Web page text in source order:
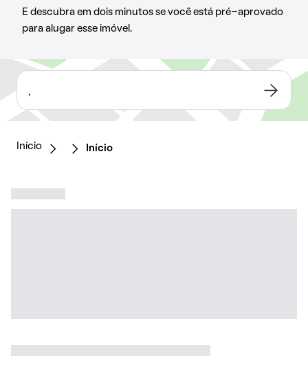
E descubra em dois minutos se você está pré-aprovado
para alugar esse imóvel.
,
Início Início